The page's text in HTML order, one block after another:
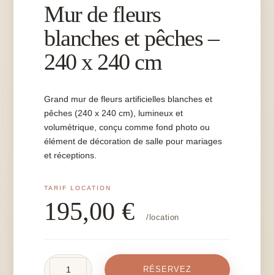
Mur de fleurs
blanches et pêches –
240 x 240 cm
Grand mur de fleurs artificielles blanches et
pêches (240 x 240 cm), lumineux et
volumétrique, conçu comme fond photo ou
élément de décoration de salle pour mariages
et réceptions.
195,00€ /location
RÉSERVEZ